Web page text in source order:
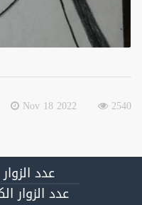
2540
2022 Nov 18
عدد
عدد الزوار